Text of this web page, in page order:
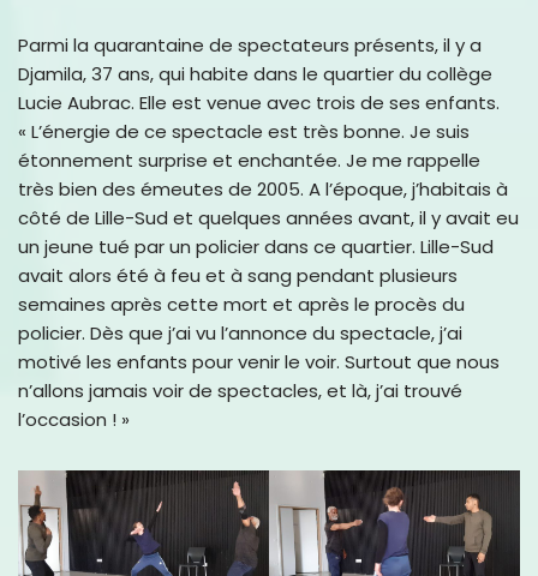
Parmi la quarantaine de spectateurs présents, il y a
Djamila, 37 ans, qui habite dans le quartier du collège
Lucie Aubrac. Elle est venue avec trois de ses enfants.
« L’énergie de ce spectacle est très bonne. Je suis
étonnement surprise et enchantée. Je me rappelle
très bien des émeutes de 2005. A l’époque, j’habitais à
côté de Lille-Sud et quelques années avant, il y avait eu
un jeune tué par un policier dans ce quartier. Lille-Sud
avait alors été à feu et à sang pendant plusieurs
semaines après cette mort et après le procès du
policier. Dès que j’ai vu l’annonce du spectacle, j’ai
motivé les enfants pour venir le voir. Surtout que nous
n’allons jamais voir de spectacles, et là, j’ai trouvé
l’occasion ! »